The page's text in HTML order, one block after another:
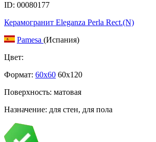
ID: 00080177
Керамогранит Eleganza Perla Rect.(N)
Pamesa (Испания)
Цвет:
Формат: 60x60 60x120
Поверхность: матовая
Назначение: для стен, для пола